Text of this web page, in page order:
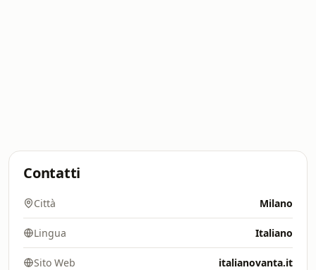
Contatti
Città Milano
Lingua Italiano
Sito Web italianovanta.it